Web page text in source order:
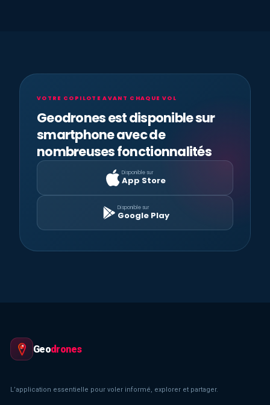
VOTRE COPILOTE AVANT CHAQUE VOL
Geodrones est disponible sur
smartphone avec de
nombreuses fonctionnalités
Disponible sur
App Store
Disponible sur
Google Play
Geodrones
L’application essentielle pour voler informé, explorer et partager.